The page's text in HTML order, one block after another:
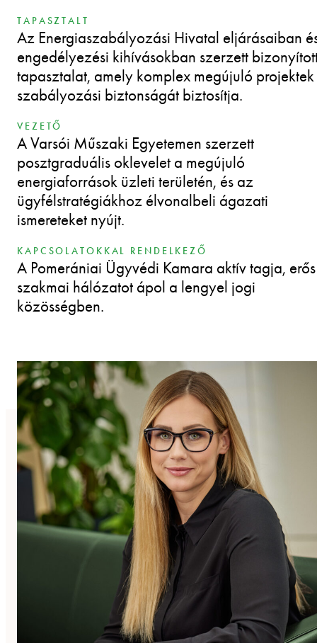
TAPASZTALT
Az Energiaszabályozási Hivatal eljárásaiban
engedélyezési kihívásokban szerzett
tapasztalat, amely komplex megújuló projektek
szabályozási biztonságát biztosítja.
VEZETŐ
A Varsói Műszaki Egyetemen szerzett
posztgraduális oklevelet a megújuló
energiaforrások üzleti területén, és az
ügyfélstratégiákhoz élvonalbeli ágazati
ismereteket nyújt.
KAPCSOLATOKKAL RENDELKEZŐ
A Pomerániai Ügyvédi Kamara aktív tagja, erős
szakmai hálózatot ápol a lengyel jogi
közösségben.